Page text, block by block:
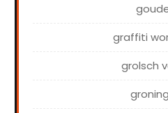
graffiti
grolsch